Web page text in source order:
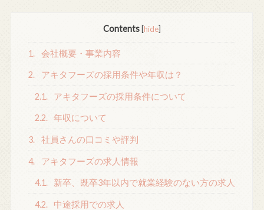
Contents [hide]
1. 会社概要・事業内容
2. アキタフーズの採用条件や年収は？
2.1. アキタフーズの採用条件について
2.2. 年収について
3. 社員さんの口コミや評判
4. アキタフーズの求人情報
4.1. 新卒、既卒3年以内で就業経験のない方の求人
4.2. 中途採用での求人